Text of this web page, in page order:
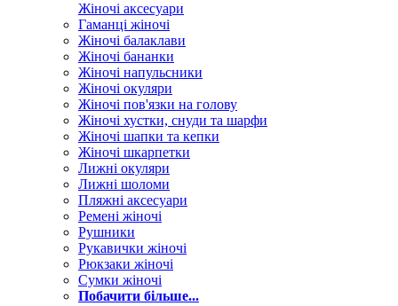
Жіночі аксесуари
Гаманці жіночі
Жіночі балаклави
Жіночі бананки
Жіночі напульсники
Жіночі окуляри
Жіночі пов'язки на голову
Жіночі хустки, снуди та шарфи
Жіночі шапки та кепки
Жіночі шкарпетки
Лижні окуляри
Лижні шоломи
Пляжні аксесуари
Ремені жіночі
Рушники
Рукавички жіночі
Рюкзаки жіночі
Сумки жіночі
Побачити більше...